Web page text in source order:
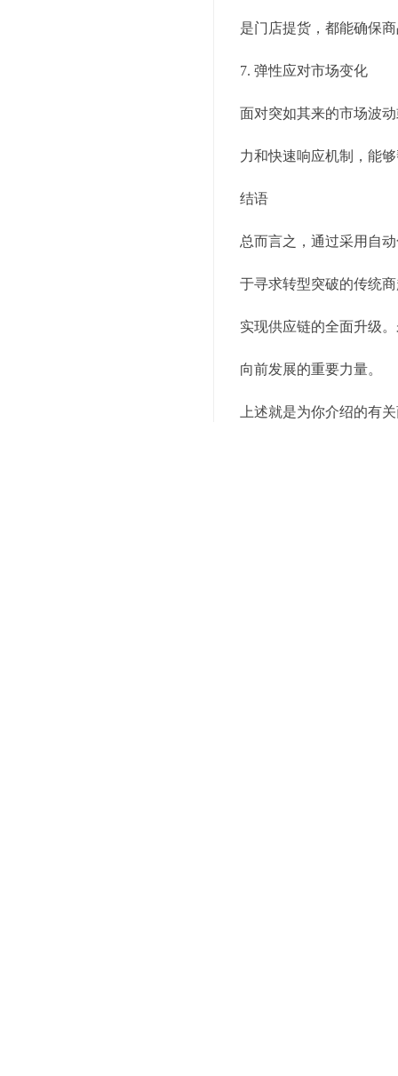
是门店提货，都能确保
7. 弹性应对市场变化
面对突如其来的市场波
力和快速响应机制，能
结语
总而言之，通过采用自
于寻求转型突破的传统
实现供应链的全面升级
向前发展的重要力量。
上述就是为你介绍的有